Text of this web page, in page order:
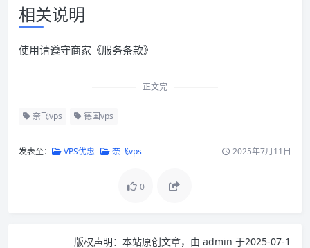
相关说明
使用请遵守商家《服务条款》
正文完
奈飞vps 德国vps
发表至： VPS优惠 奈飞vps 2025年7月11日
0
版权声明： 本站原创文章，由 admin 于2025-07-1